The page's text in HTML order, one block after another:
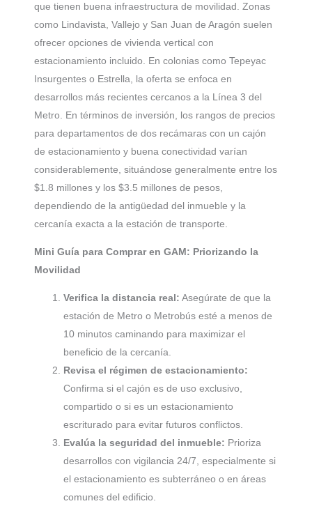
que tienen buena infraestructura de movilidad. Zonas
como Lindavista, Vallejo y San Juan de Aragón suelen
ofrecer opciones de vivienda vertical con
estacionamiento incluido. En colonias como Tepeyac
Insurgentes o Estrella, la oferta se enfoca en
desarrollos más recientes cercanos a la Línea 3 del
Metro. En términos de inversión, los rangos de precios
para departamentos de dos recámaras con un cajón
de estacionamiento y buena conectividad varían
considerablemente, situándose generalmente entre los
$1.8 millones y los $3.5 millones de pesos,
dependiendo de la antigüedad del inmueble y la
cercanía exacta a la estación de transporte.
Mini Guía para Comprar en GAM: Priorizando la
Movilidad
Verifica la distancia real: Asegúrate de que la
estación de Metro o Metrobús esté a menos de
10 minutos caminando para maximizar el
beneficio de la cercanía.
Revisa el régimen de estacionamiento:
Confirma si el cajón es de uso exclusivo,
compartido o si es un estacionamiento
escriturado para evitar futuros conflictos.
Evalúa la seguridad del inmueble: Prioriza
desarrollos con vigilancia 24/7, especialmente si
el estacionamiento es subterráneo o en áreas
comunes del edificio.